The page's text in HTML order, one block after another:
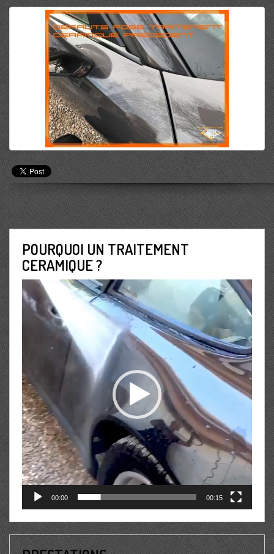
POURQUOI UN TRAITEMENT
CERAMIQUE ?
Lecteur
vidéo
00:00 00:15